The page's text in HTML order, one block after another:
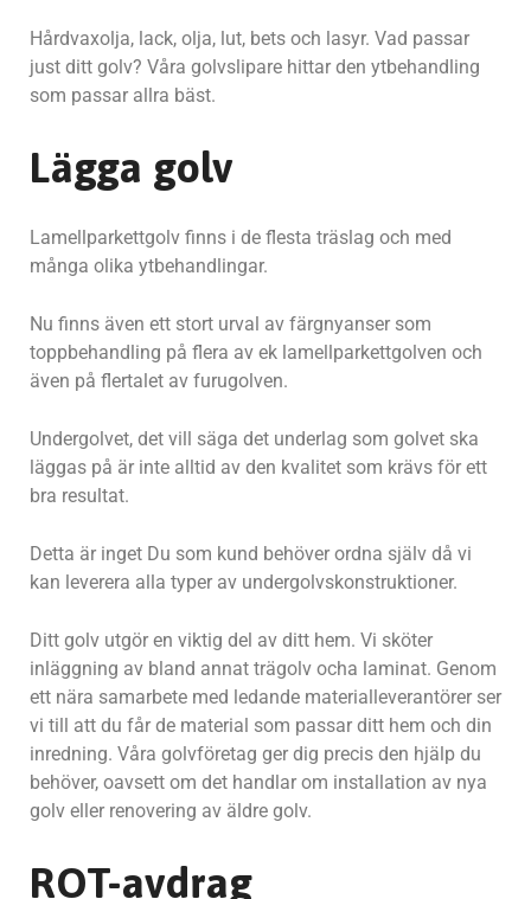
Hårdvaxolja, lack, olja, lut, bets och lasyr. Vad passar
just ditt golv? Våra golvslipare hittar den ytbehandling
som passar allra bäst.
Lägga golv
Lamellparkettgolv finns i de flesta träslag och med
många olika ytbehandlingar.
Nu finns även ett stort urval av färgnyanser som
toppbehandling på flera av ek lamellparkettgolven och
även på flertalet av furugolven.
Undergolvet, det vill säga det underlag som golvet ska
läggas på är inte alltid av den kvalitet som krävs för ett
bra resultat.
Detta är inget Du som kund behöver ordna själv då vi
kan leverera alla typer av undergolvskonstruktioner.
Ditt golv utgör en viktig del av ditt hem. Vi sköter
inläggning av bland annat trägolv ocha laminat. Genom
ett nära samarbete med ledande materialleverantörer ser
vi till att du får de material som passar ditt hem och din
inredning. Våra golvföretag ger dig precis den hjälp du
behöver, oavsett om det handlar om installation av nya
golv eller renovering av äldre golv.
ROT-avdrag